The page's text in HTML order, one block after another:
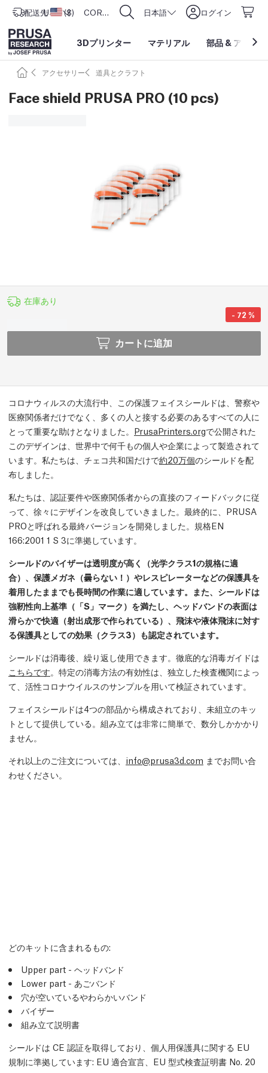
配送先 アメリカ合衆国
USD ($) CORE One L: Now In Stock! 日本語 ログイン
3Dプリンター マテリアル 部品 & アクセ
アクセサリー 道具とクラフト
Face shield PRUSA PRO (10 pcs)
在庫あり
- 72 %
カートに追加
コロナウィルスの大流行中、この保護フェイスシールドは、警察や
医療関係者だけでなく、多くの人と接する必要のあるすべての人に
とって重要な助けとなりました。 PrusaPrinters.orgで公開された
このデザインは、世界中で何千もの個人や企業によって製造されて
います。私たちは、チェコ共和国だけで約20万個のシールドを配
布しました。
私たちは、認証要件や医療関係者からの直接のフィードバックに従
って、徐々にデザインを改良していきました。最終的に、PRUSA
PROと呼ばれる最終バージョンを開発しました。規格EN
166:2001 1 S 3に準拠しています。
シールドのバイザーは透明度が高く（光学クラス1の規格に適
合）、保護メガネ（曇らない！）やレスピレーターなどの保護具を
着用したままでも長時間の作業に適しています。また、シールドは
強靭性向上基準（「S」マーク）を満たし、ヘッドバンドの表面は
滑らかで快適（射出成形で作られている）、飛沫や液体飛沫に対す
る保護具としての効果（クラス3）も認定されています。
シールドは消毒後、繰り返し使用できます。徹底的な消毒ガイドは
こちらです。特定の消毒方法の有効性は、独立した検査機関によっ
て、活性コロナウイルスのサンプルを用いて検証されています。
フェイスシールドは4つの部品から構成されており、未組立のキッ
トとして提供している。組み立ては非常に簡単で、数分しかかかり
ません。
それ以上のご注文については、 info@prusa3d.com までお問い合
わせください。
どのキットに含まれるもの:
Upper part - ヘッドバンド
Lower part - あごバンド
穴が空いているやわらかいバンド
バイザー
組み立て説明書
シールドは CE 認証を取得しており、個人用保護具に関する EU
規制に準拠しています: EU 適合宣言、EU 型式検査証明書 No. 20